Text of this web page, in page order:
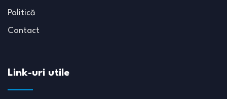
Politică
Contact
Link-uri utile